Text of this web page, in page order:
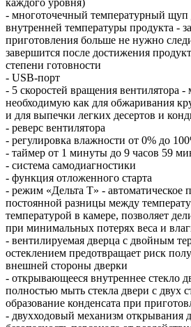
- многоточечный температурный щуп
внутренней температуры продукта -
приготовления больше не нужно
завершится после достижения
степени готовности
- USB-порт
- 5 скоростей вращения вентилятора
необходимую как для обжаривания
и для выпечки легких десертов и
- реверс вентилятора
- регулировка влажности от 0% до
- таймер от 1 минуты до 9 часов 59
- система самодиагностики
- функция отложенного старта
- режим «Дельта Т» - автоматическое
постоянной разницы между
температурой в камере, позволяет
при минимальных потерях веса и
- вентилируемая дверца с двойным
остеклением предотвращает риск
внешней стороны дверки
- открывающееся внутреннее стекло
полностью мыть стекла двери с двух
образование конденсата при
- двухходовый механизм открывания